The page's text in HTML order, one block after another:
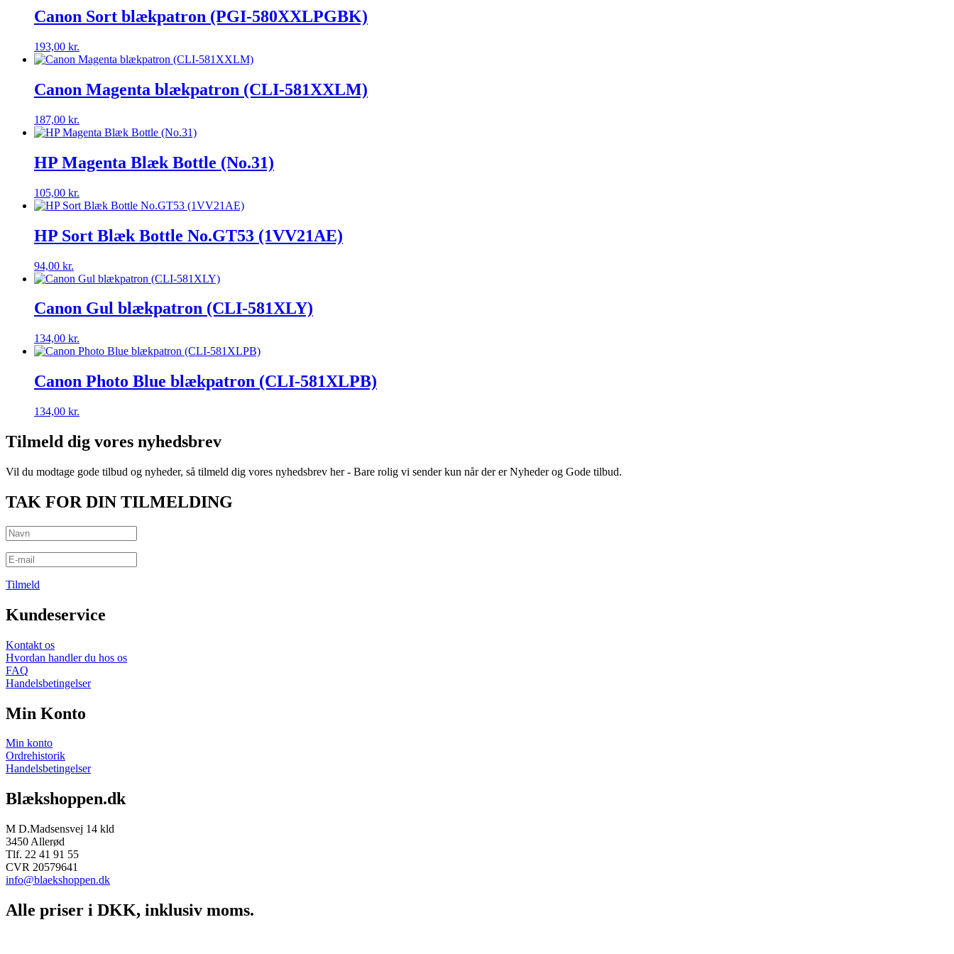
Canon Sort blækpatron (PGI-580XXLPGBK)
193,00 kr.
Canon Magenta blækpatron (CLI-581XXLM)
187,00 kr.
HP Magenta Blæk Bottle (No.31)
105,00 kr.
HP Sort Blæk Bottle No.GT53 (1VV21AE)
94,00 kr.
Canon Gul blækpatron (CLI-581XLY)
134,00 kr.
Canon Photo Blue blækpatron (CLI-581XLPB)
134,00 kr.
Tilmeld dig vores nyhedsbrev
Vil du modtage gode tilbud og nyheder, så tilmeld dig vores nyhedsbrev her - Bare rolig vi sender kun når der er Nyheder og Gode tilbud.
TAK FOR DIN TILMELDING
Tilmeld
Kundeservice
Kontakt os
Hvordan handler du hos os
FAQ
Handelsbetingelser
Min Konto
Min konto
Ordrehistorik
Handelsbetingelser
Blækshoppen.dk
M D.Madsensvej 14 kld
3450 Allerød
Tlf. 22 41 91 55
CVR 20579641
info@blaekshoppen.dk
Alle priser i DKK, inklusiv moms.